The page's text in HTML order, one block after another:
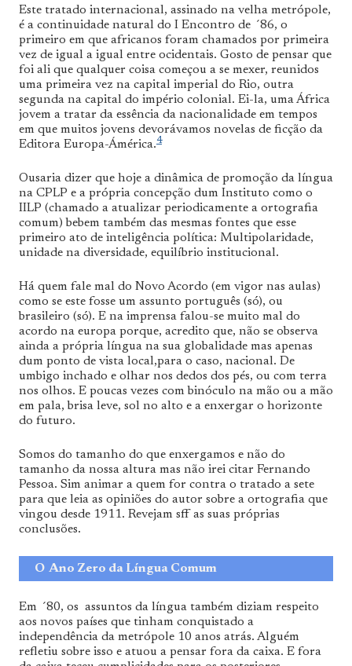
Este tratado internacional, assinado na velha metrópole,
é a continuidade natural do I Encontro de ´86, o
primeiro em que africanos foram chamados por primeira
vez de igual a igual entre ocidentais. Gosto de pensar que
foi ali que qualquer coisa começou a se mexer, reunidos
uma primeira vez na capital imperial do Rio, outra
segunda na capital do império colonial. Ei-la, uma África
jovem a tratar da essência da nacionalidade em tempos
em que muitos jovens devorávamos novelas de ficção da
Editora Europa-Ámérica.4
Ousaria dizer que hoje a dinâmica de promoção da língua
na CPLP e a própria concepção dum Instituto como o
IILP (chamado a atualizar periodicamente a ortografia
comum) bebem também das mesmas fontes que esse
primeiro ato de inteligência política: Multipolaridade,
unidade na diversidade, equilíbrio institucional.
Há quem fale mal do Novo Acordo (em vigor nas aulas)
como se este fosse um assunto português (só), ou
brasileiro (só). E na imprensa falou-se muito mal do
acordo na europa porque, acredito que, não se observa
ainda a própria língua na sua globalidade mas apenas
dum ponto de vista local,para o caso, nacional. De
umbigo inchado e olhar nos dedos dos pés, ou com terra
nos olhos. E poucas vezes com binóculo na mão ou a mão
em pala, brisa leve, sol no alto e a enxergar o horizonte
do futuro.
Somos do tamanho do que enxergamos e não do
tamanho da nossa altura mas não irei citar Fernando
Pessoa. Sim animar a quem for contra o tratado a sete
para que leia as opiniões do autor sobre a ortografia que
vingou desde 1911. Revejam sff as suas próprias
conclusões.
O Ano Zero da Língua Comum
Em ´80, os assuntos da língua também diziam respeito
aos novos países que tinham conquistado a
independência da metrópole 10 anos atrás. Alguém
refletiu sobre isso e atuou a pensar fora da caixa. E fora